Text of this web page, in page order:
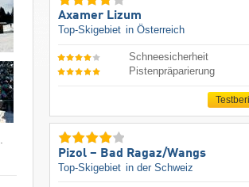
Axamer Lizum
Top-Skigebiet in Österreich
Schneesicherheit
Pistenpräparierung
Pizol – Bad Ragaz/​Wangs
Top-Skigebiet in der Schweiz